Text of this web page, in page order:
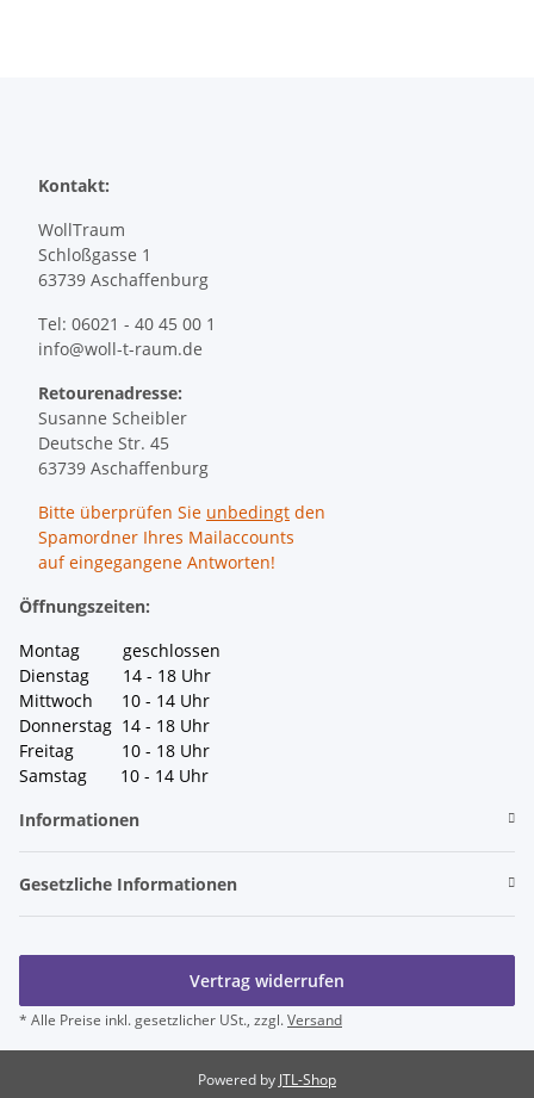
Kontakt:
WollTraum
Schloßgasse 1
63739 Aschaffenburg
Tel: 06021 - 40 45 00 1
info@woll-t-raum.de
Retourenadresse:
Susanne Scheibler
Deutsche Str. 45
63739 Aschaffenburg
Bitte überprüfen Sie unbedingt den
Spamordner Ihres Mailaccounts
auf eingegangene Antworten!
Öffnungszeiten:
Montag geschlossen
Dienstag 14 - 18 Uhr
Mittwoch 10 - 14 Uhr
Donnerstag 14 - 18 Uhr
Freitag 10 - 18 Uhr
Samstag 10 - 14 Uhr
Informationen
Gesetzliche Informationen
Vertrag widerrufen
* Alle Preise inkl. gesetzlicher USt., zzgl.Versand
Powered by JTL-Shop